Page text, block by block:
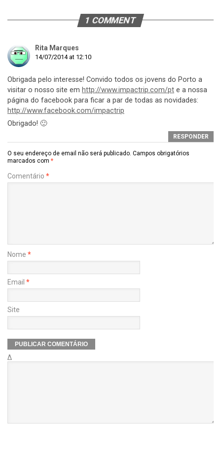
1 COMMENT
Rita Marques
14/07/2014 at 12:10
Obrigada pelo interesse! Convido todos os jovens do Porto a
visitar o nosso site em http://www.impactrip.com/pt e a nossa
página do facebook para ficar a par de todas as novidades:
http://www.facebook.com/impactrip
Obrigado! 🙂
RESPONDER
O seu endereço de email não será publicado. Campos obrigatórios
marcados com *
Comentário *
Nome *
Email *
Site
Δ